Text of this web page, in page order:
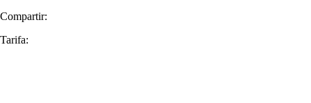
Compartir:
Tarifa: